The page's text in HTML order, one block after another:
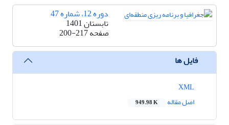
دوره 12، شماره 47
تابستان 1401
صفحه200-217
فایل ها
اصل مقاله
949.98 K